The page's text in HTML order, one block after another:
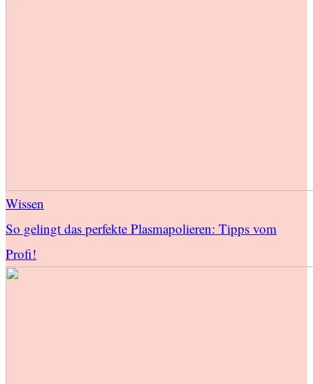
Wissen
So gelingt das perfekte Plasmapolieren: Tipps vom
Profi!